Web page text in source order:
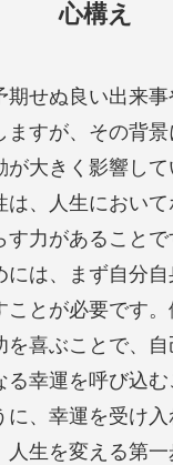
心構え
期せぬ良い出来
ますが、その背
が大きく影響し
は、人生におい
力があることで
には、まず自分
ことが必要です。
を喜ぶことで、
る幸運を呼び込む
に、幸運を受け
人生を変える第一